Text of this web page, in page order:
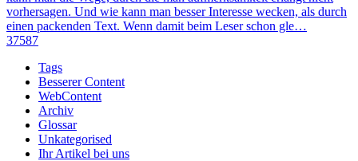
vorhersagen. Und wie kann man besser Interesse wecken, als durch
einen packenden Text. Wenn damit beim Leser schon gle…
37587
Tags
Besserer Content
WebContent
Archiv
Glossar
Unkategorised
Ihr Artikel bei uns